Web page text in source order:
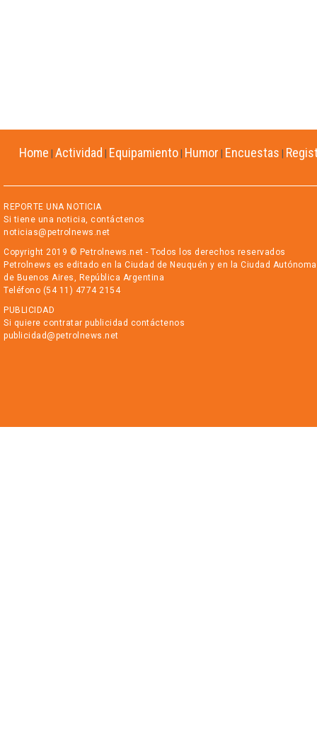
Home Actividad Equipamiento Humor Encuestas
REPORTE UNA NOTICIA
Si tiene una noticia, contáctenos
noticias@petrolnews.net
Copyright 2019 © Petrolnews.net - Todos los derechos reservados
Petrolnews es editado en la Ciudad de Neuquén y en la Ciudad Autónoma
de Buenos Aires, República Argentina
Teléfono (54 11) 4774 2154
PUBLICIDAD
Si quiere contratar publicidad contáctenos
publicidad@petrolnews.net